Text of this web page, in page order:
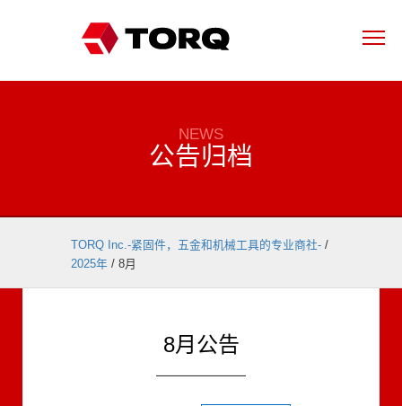
NEWS
公告归档
TORQ Inc.-紧固件，五金和机械工具的专业商社- /
2025年 / 8月
8月公告